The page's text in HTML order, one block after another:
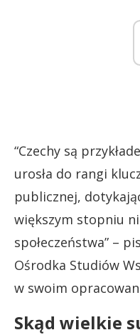
“Czechy są
urosła do rangi
publicznej,
większym stopniu
społeczeństwa” –
Ośrodka Studiów
w swoim
Skąd wielkie